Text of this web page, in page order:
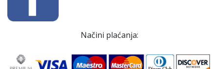
Načini plaćanja: